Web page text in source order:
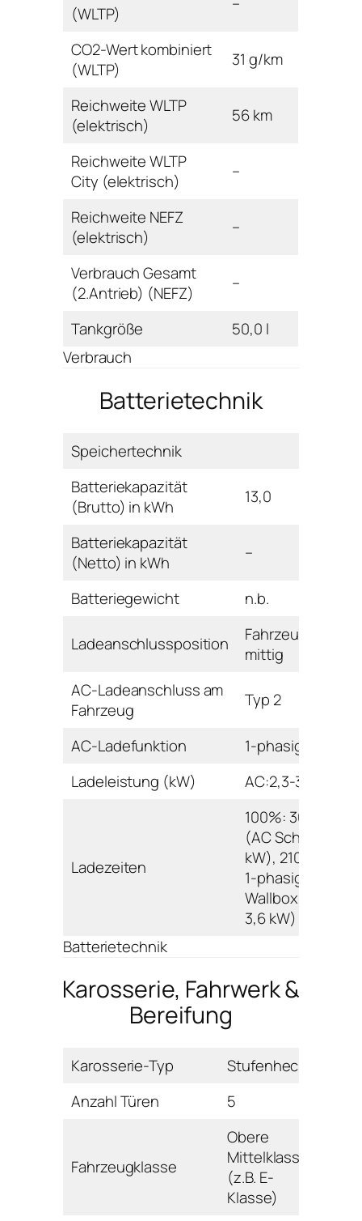
(WLTP)
CO2-Wert kombiniert
(WLTP)
31 g/km
Reichweite WLTP
(elektrisch)
56 km
Reichweite WLTP
City (elektrisch)
–
Reichweite NEFZ
(elektrisch)
–
Verbrauch Gesamt
(2.Antrieb) (NEFZ)
–
Tankgröße
50,0 l
Verbrauch
Batterietechnik
Speichertechnik
Batteriekapazität
(Brutto) in kWh
13,0
Batteriekapazität
(Netto) in kWh
–
Batteriegewicht n.b.
Ladeanschlussposition
Fahrzeugfront
mittig
AC-Ladeanschluss am
Fahrzeug
Typ 2
AC-Ladefunktion
1-phasig
Ladeleistung (kW)
AC:2,3-3,6
Ladezeiten
100%: 360 min.
(AC Schuko 2,3
kW), 210 min. (AC
1-phasig
Wallbox/
3,6 kW)
Batterietechnik
Karosserie, Fahrwerk &
Bereifung
Karosserie-Typ
Stufenheck
Anzahl Türen
5
Fahrzeugklasse
Obere
Mittelklasse
(z.B. E-
Klasse)